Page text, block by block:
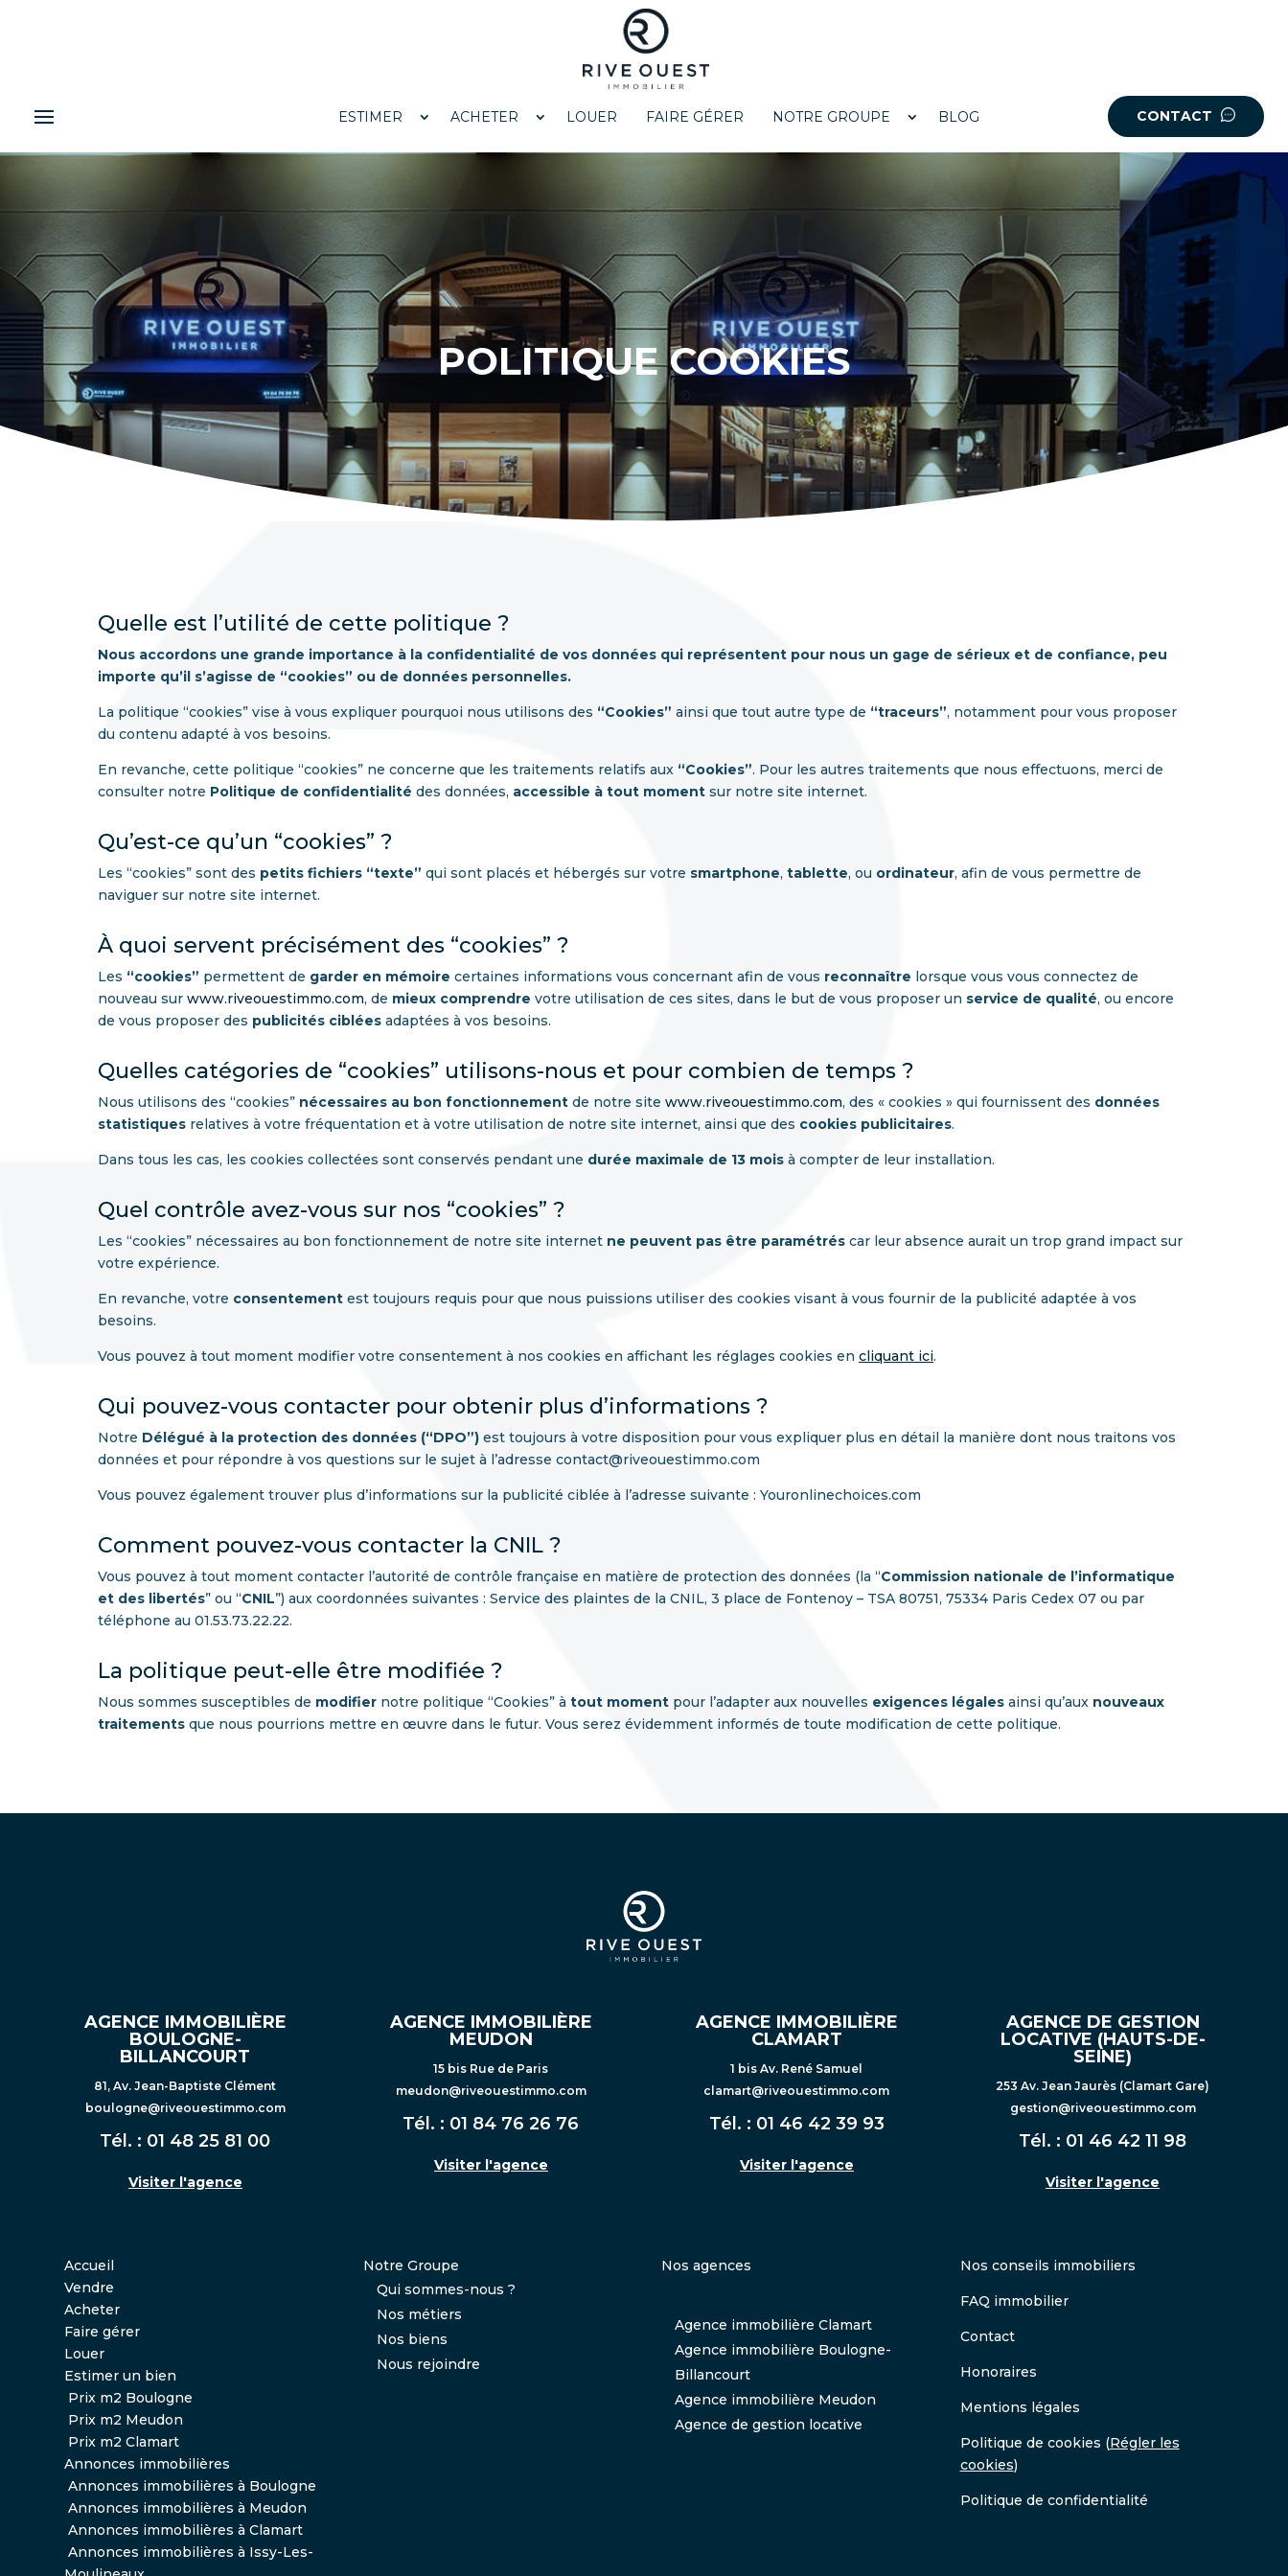
ESTIMER ACHETER LOUER FAIRE GÉRER NOTRE GROUPE BLOG CONTACT
POLITIQUE COOKIES
Quelle est l’utilité de cette politique ?
Nous accordons une grande importance à la confidentialité de vos données qui représentent pour nous un gage de sérieux et de confiance, peu
importe qu’il s’agisse de “cookies” ou de données personnelles.
La politique “cookies” vise à vous expliquer pourquoi nous utilisons des “Cookies” ainsi que tout autre type de “traceurs”, notamment pour vous proposer
du contenu adapté à vos besoins.
En revanche, cette politique “cookies” ne concerne que les traitements relatifs aux “Cookies”. Pour les autres traitements que nous effectuons, merci de
consulter notre Politique de confidentialité des données, accessible à tout moment sur notre site internet.
Qu’est-ce qu’un “cookies” ?
Les “cookies” sont des petits fichiers “texte” qui sont placés et hébergés sur votre smartphone, tablette, ou ordinateur, afin de vous permettre de
naviguer sur notre site internet.
À quoi servent précisément des “cookies” ?
Les “cookies” permettent de garder en mémoire certaines informations vous concernant afin de vous reconnaître lorsque vous vous connectez de
nouveau sur www.riveouestimmo.com, de mieux comprendre votre utilisation de ces sites, dans le but de vous proposer un service de qualité, ou encore
de vous proposer des publicités ciblées adaptées à vos besoins.
Quelles catégories de “cookies” utilisons-nous et pour combien de temps ?
Nous utilisons des “cookies” nécessaires au bon fonctionnement de notre site www.riveouestimmo.com, des « cookies » qui fournissent des données
statistiques relatives à votre fréquentation et à votre utilisation de notre site internet, ainsi que des cookies publicitaires.
Dans tous les cas, les cookies collectées sont conservés pendant une durée maximale de 13 mois à compter de leur installation.
Quel contrôle avez-vous sur nos “cookies” ?
Les “cookies” nécessaires au bon fonctionnement de notre site internet ne peuvent pas être paramétrés car leur absence aurait un trop grand impact sur
votre expérience.
En revanche, votre consentement est toujours requis pour que nous puissions utiliser des cookies visant à vous fournir de la publicité adaptée à vos
besoins.
Vous pouvez à tout moment modifier votre consentement à nos cookies en affichant les réglages cookies en cliquant ici.
Qui pouvez-vous contacter pour obtenir plus d’informations ?
Notre Délégué à la protection des données (“DPO”) est toujours à votre disposition pour vous expliquer plus en détail la manière dont nous traitons vos
données et pour répondre à vos questions sur le sujet à l’adresse contact@riveouestimmo.com
Vous pouvez également trouver plus d’informations sur la publicité ciblée à l’adresse suivante : Youronlinechoices.com
Comment pouvez-vous contacter la CNIL ?
Vous pouvez à tout moment contacter l’autorité de contrôle française en matière de protection des données (la “Commission nationale de l’informatique
et des libertés” ou “CNIL”) aux coordonnées suivantes : Service des plaintes de la CNIL, 3 place de Fontenoy – TSA 80751, 75334 Paris Cedex 07 ou par
téléphone au 01.53.73.22.22.
La politique peut-elle être modifiée ?
Nous sommes susceptibles de modifier notre politique “Cookies” à tout moment pour l’adapter aux nouvelles exigences légales ainsi qu’aux nouveaux
traitements que nous pourrions mettre en œuvre dans le futur. Vous serez évidemment informés de toute modification de cette politique.
AGENCE IMMOBILIÈRE
BOULOGNE-
BILLANCOURT
81, Av. Jean-Baptiste Clément
boulogne@riveouestimmo.com
Tél. : 01 48 25 81 00
Visiter l'agence
AGENCE IMMOBILIÈRE
MEUDON
15 bis Rue de Paris
meudon@riveouestimmo.com
Tél. : 01 84 76 26 76
Visiter l'agence
AGENCE IMMOBILIÈRE
CLAMART
1 bis Av. René Samuel
clamart@riveouestimmo.com
Tél. : 01 46 42 39 93
Visiter l'agence
AGENCE DE GESTION
LOCATIVE (HAUTS-DE-
SEINE)
253 Av. Jean Jaurès (Clamart Gare)
gestion@riveouestimmo.com
Tél. : 01 46 42 11 98
Visiter l'agence
Accueil
Vendre
Acheter
Faire gérer
Louer
Estimer un bien
Prix m2 Boulogne
Prix m2 Meudon
Prix m2 Clamart
Annonces immobilières
Annonces immobilières à Boulogne
Annonces immobilières à Meudon
Annonces immobilières à Clamart
Annonces immobilières à Issy-Les-
Notre Groupe
Qui sommes-nous ?
Nos métiers
Nos biens
Nous rejoindre
Nos agences
Agence immobilière Clamart
Agence immobilière Boulogne-
Billancourt
Agence immobilière Meudon
Agence de gestion locative
Nos conseils immobiliers
FAQ immobilier
Contact
Honoraires
Mentions légales
Politique de cookies (Régler les
cookies)
Politique de confidentialité